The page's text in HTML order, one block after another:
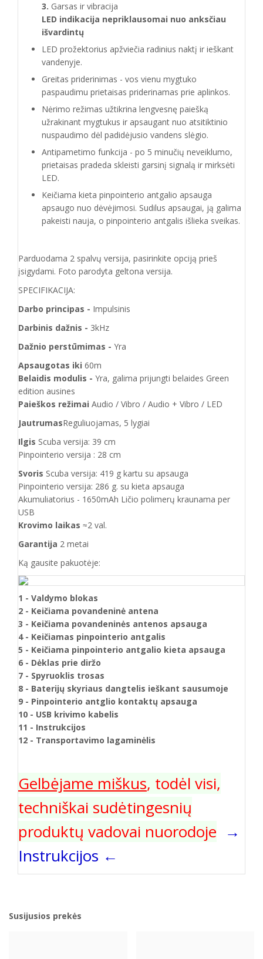
3. Garsas ir vibracija
LED indikacija nepriklausomai nuo anksčiau
išvardintų
LED prožektorius apžviečia radinius naktį ir ieškant
vandenyje.
Greitas priderinimas - vos vienu mygtuko
paspaudimu prietaisas priderinamas prie aplinkos.
Nėrimo režimas užtikrina lengvesnę paiešką
užrakinant mygtukus ir apsaugant nuo atsitiktinio
nuspaudimo dėl padidėjusio vandens slėgio.
Antipametimo funkcija - po 5 minučių neveiklumo,
prietaisas pradeda skleisti garsinį signalą ir mirksėti
LED.
Keičiama kieta pinpointerio antgalio apsauga
apsaugo nuo dėvėjimosi. Sudilus apsaugai, ją galima
pakeisti nauja, o pinpointerio antgalis išlieka sveikas.
Parduodama 2 spalvų versija, pasirinkite opciją prieš
įsigydami. Foto parodyta geltona versija.
SPECIFIKACIJA:
Darbo principas - Impulsinis
Darbinis dažnis - 3kHz
Dažnio perstūmimas - Yra
Apsaugotas iki 60m
Belaidis modulis - Yra, galima prijungti belaides Green
edition ausines
Paieškos režimai Audio / Vibro / Audio + Vibro / LED
JautrumasReguliuojamas, 5 lygiai
Ilgis Scuba versija: 39 cm
Pinpointerio versija : 28 cm
Svoris Scuba versija: 419 g kartu su apsauga
Pinpointerio versija: 286 g. su kieta apsauga
Akumuliatorius - 1650mAh Ličio polimerų kraunama per
USB
Krovimo laikas ≈2 val.
Garantija 2 metai
Ką gausite pakuotėje:
1 - Valdymo blokas
2 - Keičiama povandeninė antena
3 - Keičiama povandeninės antenos apsauga
4 - Keičiamas pinpointerio antgalis
5 - Keičiama pinpointerio antgalio kieta apsauga
6 - Dėklas prie diržo
7 - Spyruoklis trosas
8 - Baterijų skyriaus dangtelis ieškant sausumoje
9 - Pinpointerio antglio kontaktų apsauga
10 - USB krivimo kabelis
11 - Instrukcijos
12 - Transportavimo lagaminėlis
Gelbėjame miškus, todėl visi,
techniškai sudėtingesnių
produktų vadovai nuorodoje →
Instrukcijos ←
Susijusios prekės